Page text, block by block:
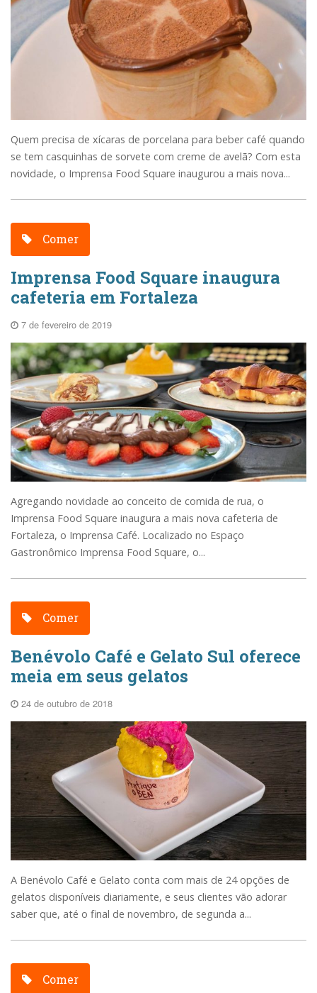
Quem precisa de xícaras de porcelana para beber café quando
se tem casquinhas de sorvete com creme de avelã? Com esta
novidade, o Imprensa Food Square inaugurou a mais nova...
Comer
Imprensa Food Square inaugura
cafeteria em Fortaleza
7 de fevereiro de 2019
Agregando novidade ao conceito de comida de rua, o
Imprensa Food Square inaugura a mais nova cafeteria de
Fortaleza, o Imprensa Café. Localizado no Espaço
Gastronômico Imprensa Food Square, o...
Comer
Benévolo Café e Gelato Sul oferece
meia em seus gelatos
24 de outubro de 2018
A Benévolo Café e Gelato conta com mais de 24 opções de
gelatos disponíveis diariamente, e seus clientes vão adorar
saber que, até o final de novembro, de segunda a...
Comer